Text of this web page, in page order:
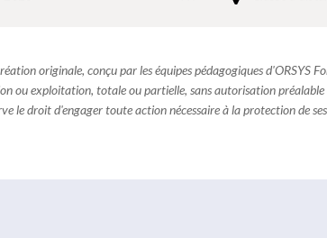
originale, conçu par les équipes pédagogiques d'ORSYS
ou exploitation, totale ou partielle, sans autorisation préalable
le droit d'engager toute action nécessaire à la protection de